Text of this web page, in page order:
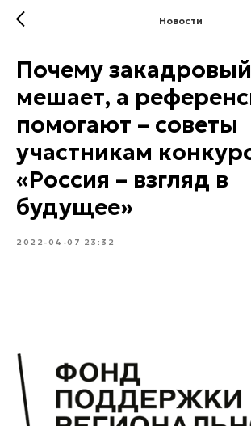
Новости
Почему закадровый
мешает, а
помогают – советы
участникам
«Россия – взгляд в
будущее»
2022-04-07 23:32